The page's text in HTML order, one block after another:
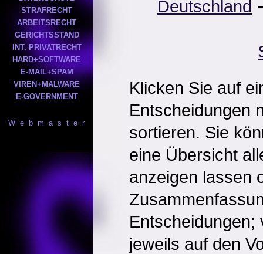
STRAFRECHT
ARBEITSRECHT
GERICHTSSTAND
INT. PRIVATRECHT
HARD+SOFTWARE
E-MAIL+SPAM
VIREN+MALWARE
E-GOVERNMENT
W e b m a s t e r
Deutschland
Klicken Sie auf
Entscheidungen
sortieren. Sie
eine Übersicht
anzeigen lassen
Entscheidungen;
jeweils auf den